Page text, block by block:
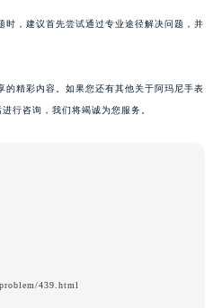
时，建议首先尝试通过专业途径解决问题，并
的精彩内容。如果您还有其他关于阿玛尼手表
行咨询，我们将竭诚为您服务。
439.html